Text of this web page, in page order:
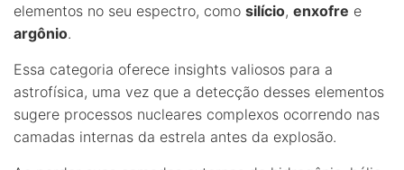
elementos no seu espectro, como silício, enxofre e
argônio.
Essa categoria oferece insights valiosos para a
astrofísica, uma vez que a detecção desses elementos
sugere processos nucleares complexos ocorrendo nas
camadas internas da estrela antes da explosão.